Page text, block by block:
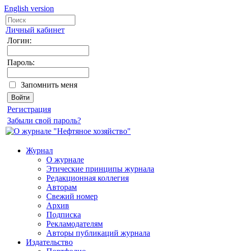
English version
Личный кабинет
Логин:
Пароль:
Запомнить меня
Регистрация
Забыли свой пароль?
Журнал
О журнале
Этические принципы журнала
Редакционная коллегия
Авторам
Свежий номер
Архив
Подписка
Рекламодателям
Авторы публикаций журнала
Издательство